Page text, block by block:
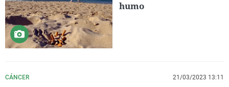
humo
CÁNCER 21/03/2023 13:11